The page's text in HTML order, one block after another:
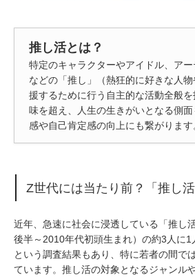
推し活とは？
特定のキャラクターやアイドル、ア
などの「推し」（熱狂的に好きな人
援するために行う自主的な活動全般
味を超え、人生の生きがいとなる側
感や自己肯定感の向上にも繋がります
Z世代には当たり前？「推し
近年、急速に社会に浸透している「推し
後半～2010年代初頭生まれ）の約3人に1
という調査結果もあり、特に若者の間で
ています。推し活の対象となるジャンル